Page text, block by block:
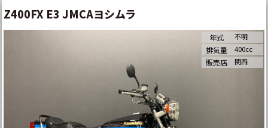
Z400FX E3 JMCAヨシムラ
年式 不明
排気量 400cc
販売店 関西